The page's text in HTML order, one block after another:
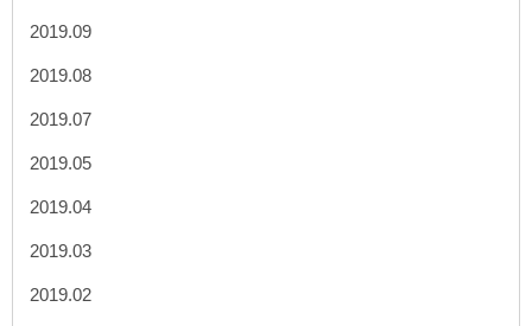
2019.09
2019.08
2019.07
2019.05
2019.04
2019.03
2019.02